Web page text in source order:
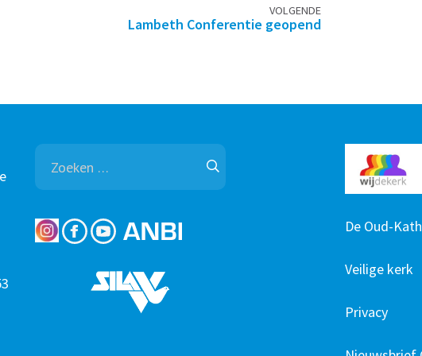
VOLGENDE
Lambeth Conferentie geopend
Zoeken
naar:
De Oud-
Veilige kerk
Privacy